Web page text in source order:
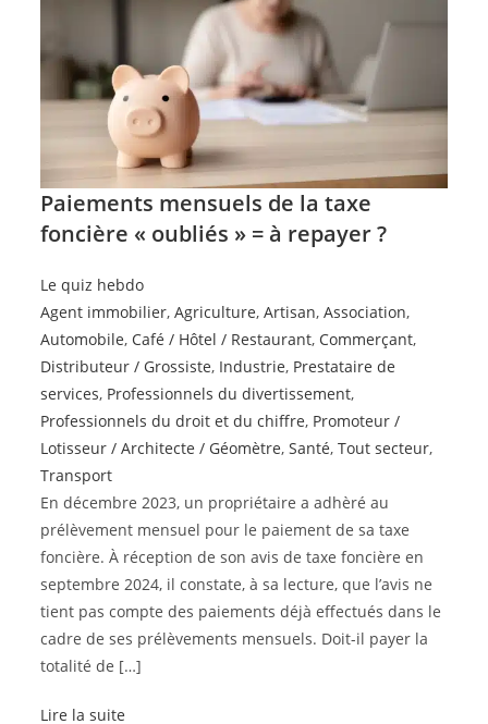
Paiements mensuels de la taxe
foncière « oubliés » = à repayer ?
Le quiz hebdo
Agent immobilier,Agriculture,Artisan,Association,
Automobile, Café / Hôtel / Restaurant, Commerçant,
Distributeur / Grossiste, Industrie, Prestataire de
services, Professionnels du divertissement,
Professionnels du droit et du chiffre, Promoteur /
Lotisseur / Architecte / Géomètre,Santé,Tout secteur,
Transport
En décembre 2023, un propriétaire a adhèré au
prélèvement mensuel pour le paiement de sa taxe
foncière. À réception de son avis de taxe foncière en
septembre 2024, il constate, à sa lecture, que l’avis ne
tient pas compte des paiements déjà effectués dans le
cadre de ses prélèvements mensuels. Doit-il payer la
totalité de […]
Lire la suite